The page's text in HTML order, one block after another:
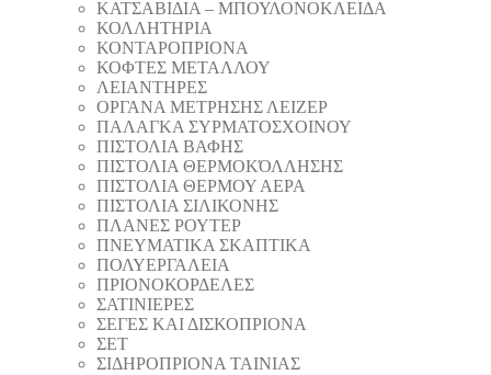
ΚΑΤΣΑΒΙΔΙΑ – ΜΠΟΥΛΟΝΟΚΛΕΙΔΑ
ΚΟΛΛΗΤΗΡΙΑ
ΚΟΝΤΑΡΟΠΡΙΟΝΑ
ΚΟΦΤΕΣ ΜΕΤΑΛΛΟΥ
ΛΕΙΑΝΤΗΡEΣ
ΟΡΓΑΝΑ ΜΕΤΡΗΣΗΣ ΛΕΙΖΕΡ
ΠΑΛΑΓΚΑ ΣΥΡΜΑΤΟΣΧΟΙΝΟΥ
ΠΙΣΤΟΛΙΑ ΒΑΦΗΣ
ΠΙΣΤΟΛΙΑ ΘΕΡΜΟΚΌΛΛΗΣΗΣ
ΠΙΣΤΟΛΙΑ ΘΕΡΜΟΥ ΑΕΡΑ
ΠΙΣΤΟΛΙΑ ΣΙΛΙΚΟΝΗΣ
ΠΛΑΝΕΣ ΡΟΥΤΕΡ
ΠΝΕΥΜΑΤΙΚΑ ΣΚΑΠΤΙΚΑ
ΠΟΛΥΕΡΓΑΛΕΙΑ
ΠΡΙΟΝΟΚΟΡΔΕΛΕΣ
ΣΑΤΙΝΙΕΡΕΣ
ΣΕΓΕΣ ΚΑΙ ΔΙΣΚΟΠΡΙΟΝΑ
ΣΕΤ
ΣΙΔΗΡΟΠΡΙΟΝΑ ΤΑΙΝΙΑΣ